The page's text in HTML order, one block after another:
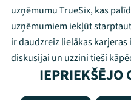
uzņēmumu TrueSix, kas
uzņēmumiem iekļūt
ir daudzreiz lielākas
diskusijai un uzzini tieši
IEPRIEKŠĒJO